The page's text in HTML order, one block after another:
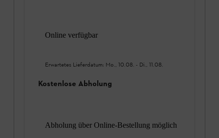
Online verfügbar
Erwartetes Lieferdatum: Mo., 10.08. - Di., 11.08.
Kostenlose Abholung
Abholung über Online-Bestellung möglich